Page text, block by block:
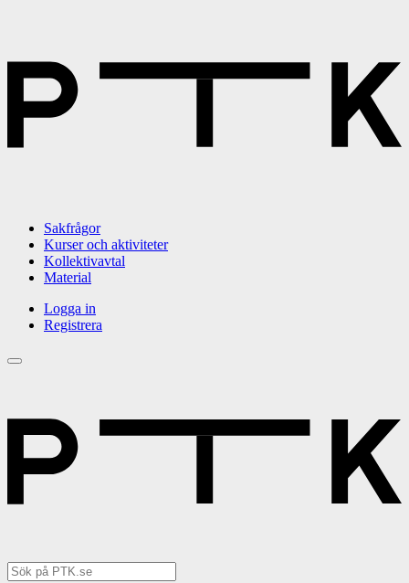
Sakfrågor
Kurser och aktiviteter
Kollektivavtal
Material
Logga in
Registrera